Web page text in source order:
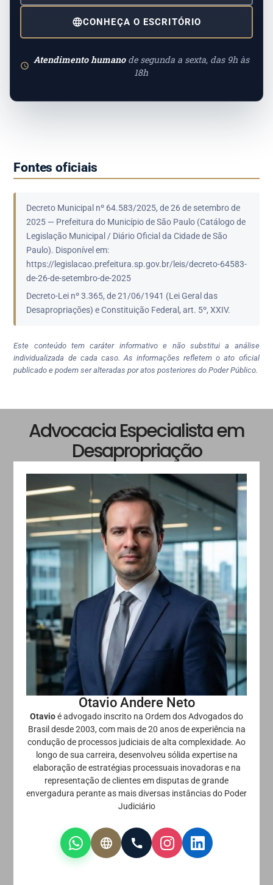
CONHEÇA O ESCRITÓRIO
Atendimento humanode segunda a sexta, das 9h às
18h
Fontes oficiais
Decreto Municipal nº 64.583/2025, de 26 de setembro de
2025 — Prefeitura do Município de São Paulo (Catálogo de
Legislação Municipal / Diário Oficial da Cidade de São
Paulo). Disponível em:
https://legislacao.prefeitura.sp.gov.br/leis/decreto-64583-
de-26-de-setembro-de-2025
Decreto-Lei nº 3.365, de 21/06/1941 (Lei Geral das
Desapropriações) e Constituição Federal, art. 5º, XXIV.
Este conteúdo tem caráter informativo e não substitui a análise
individualizada de cada caso. As informações refletem o ato oficial
publicado e podem ser alteradas por atos posteriores do Poder Público.
Advocacia Especialista em
Desapropriação
Otavio Andere Neto
Otavioé advogado inscrito na Ordem dos Advogados do
Brasil desde 2003, com mais de 20 anos de experiência na
condução de processos judiciais de alta complexidade. Ao
longo de sua carreira, desenvolveu sólida expertise na
elaboração de estratégias processuais inovadoras e na
representação de clientes em disputas de grande
envergadura perante as mais diversas instâncias do Poder
Judiciário